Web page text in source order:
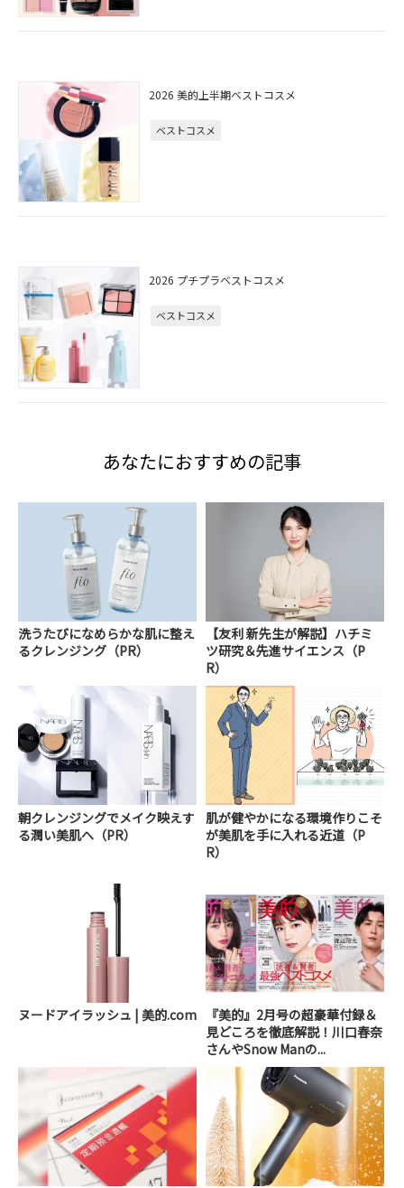
2026 美的上半期ベストコスメ
ベストコスメ
2026 プチプラベストコスメ
ベストコスメ
あなたにおすすめの記事
洗うたびになめらかな肌に整え
るクレンジング（PR）
【友利 新先生が解説】ハチミ
ツ研究＆先進サイエンス（P
R）
朝クレンジングでメイク映えす
る潤い美肌へ（PR）
肌が健やかになる環境作りこそ
が美肌を手に入れる近道（P
R）
ヌードアイラッシュ | 美的.com
『美的』2月号の超豪華付録＆
見どころを徹底解説！川口春奈
さんやSnow Manの...